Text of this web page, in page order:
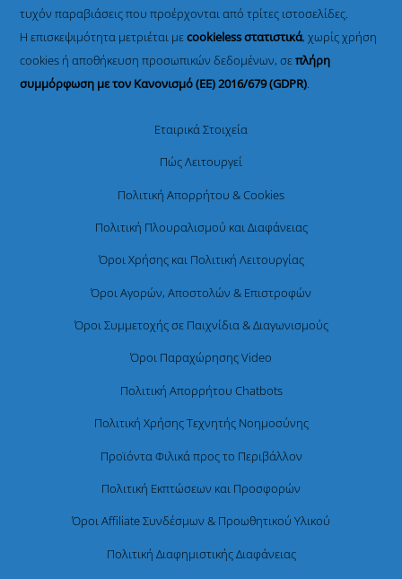
τυχόν παραβιάσεις που προέρχονται από τρίτες ιστοσελίδες.
Η επισκεψιμότητα μετριέται μεcookieless στατιστικά, χωρίς χρήση
cookies ή αποθήκευση προσωπικών δεδομένων, σεπλήρη
συμμόρφωση με τον Κανονισμό (ΕΕ) 2016/679 (GDPR).
Εταιρικά Στοιχεία
Πώς Λειτουργεί
Πολιτική Απορρήτου & Cookies
Πολιτική Πλουραλισμού και Διαφάνειας
Όροι Χρήσης και Πολιτική Λειτουργίας
Όροι Αγορών, Αποστολών & Επιστροφών
Όροι Συμμετοχής σε Παιχνίδια & Διαγωνισμούς
Όροι Παραχώρησης Video
Πολιτική Απορρήτου Chatbots
Πολιτική Χρήσης Τεχνητής Νοημοσύνης
Προϊόντα Φιλικά προς το Περιβάλλον
Πολιτική Εκπτώσεων και Προσφορών
Όροι Affiliate Συνδέσμων & Προωθητικού Υλικού
Πολιτική Διαφημιστικής Διαφάνειας